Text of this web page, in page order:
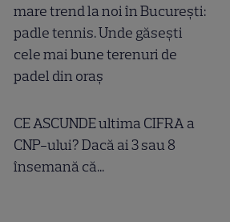
mare trend la noi în București:
padle tennis. Unde găsești
cele mai bune terenuri de
padel din oraș
CE ASCUNDE ultima CIFRA a
CNP-ului? Dacă ai 3 sau 8
însemană că...